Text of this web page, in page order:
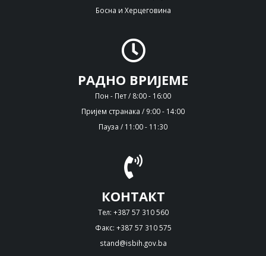
Босна и Херцеговина
РАДНО ВРИЈЕМЕ
Пон - Пет / 8:00 - 16:00
Пријем странака / 9:00 - 14:00
Пауза / 11:00 - 11:30
КОНТАКТ
Тел: +387 57 310 560
Факс: +387 57 310 575
stand@isbih.gov.ba